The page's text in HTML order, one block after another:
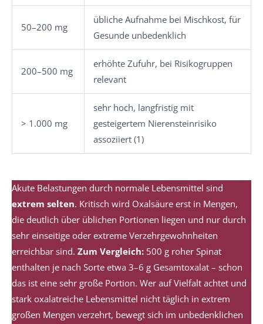
50–200 mg
übliche Aufnahme bei Mischkost, für
Gesunde unbedenklich
200–500 mg
erhöhte Zufuhr, bei Risikogruppen
relevant
> 1.000 mg
sehr hoch, langfristig mit
gesteigertem Nierensteinrisiko
assoziiert (1)
Akute Belastungen durch normale Lebensmittel sind
extrem selten. Kritisch wird Oxalsäure erst in Mengen,
die deutlich über üblichen Portionen liegen und nur durch
sehr einseitige oder extreme Verzehrgewohnheiten
erreichbar sind. Zum Vergleich: 500 g roher Spinat
enthalten je nach Sorte etwa 3–6 g Gesamtoxalat – schon
das ist eine sehr große Portion. Wer auf Vielfalt achtet und
stark oxalatreiche Lebensmittel nicht täglich in extrem
großen Mengen verzehrt, bewegt sich im unbedenklichen